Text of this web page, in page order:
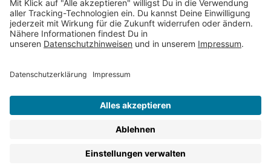
* Versandkostenfrei ab 9,00 € Bestellwert innerhalb
Deutschlands
** Lieferzeit 1-3 Werktage innerhalb Deutschlands
Thienemann-Esslinger Verlag GmbH, Blumenstraße 36, D-70182